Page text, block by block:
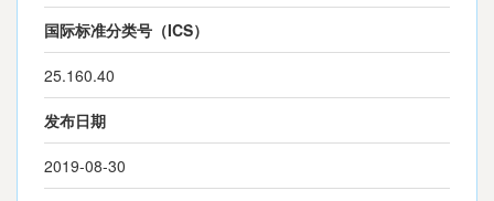
国际标准分类号（ICS）
25.160.40
发布日期
2019-08-30